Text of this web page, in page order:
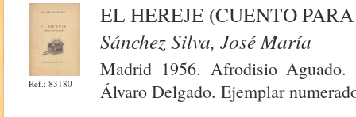
Ref.: 83180
EL HEREJE (CUENTO
Sánchez Silva, José María
Madrid 1956. Afrodisio
Álvaro Delgado. Ejemplar